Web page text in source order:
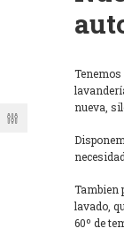
nueva,
Tambien
lavado,
60º de